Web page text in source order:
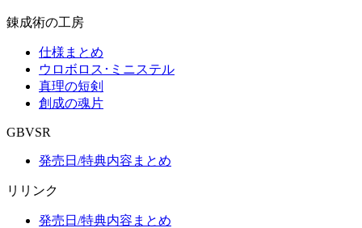
錬成術の工房
仕様まとめ
ウロボロス･ミニステル
真理の短剣
創成の魂片
GBVSR
発売日/特典内容まとめ
リリンク
発売日/特典内容まとめ